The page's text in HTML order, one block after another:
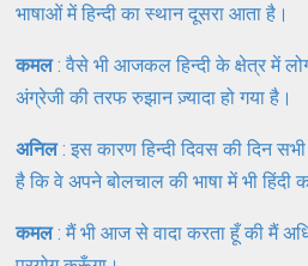
भाषाओं में हिन्दी का स्थान दूसरा आता है।
कमल: वैसे भी आजकल हिन्दी के क्षेत्र में
अंग्रेजी की तरफ रुझान ज़्यादा हो गया है।
अनिल: इस कारण हिन्दी दिवस की दिन सभी
है कि वे अपने बोलचाल की भाषा में भी हिंदी
कमल: मैं भी आज से वादा करता हूँ की मैं